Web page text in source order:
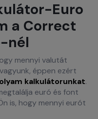
Euro
a Correct
nél
mennyi valutát
éppen ezért
kalkulátorunkat.
euró és font
is, hogy mennyi eurót